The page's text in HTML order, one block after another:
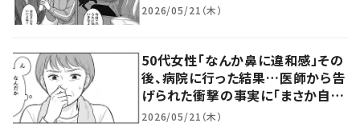
2026/05/21（木）
50代女性「なんか鼻に違和感」その
後、病院に行った結果…医師から告
げられた衝撃の事実に「まさか自分
が…」「びっくり」
2026/05/21（木）